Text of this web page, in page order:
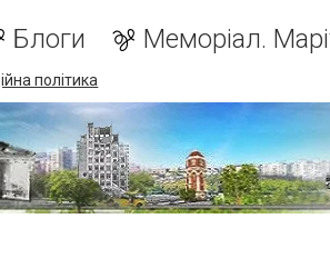
Блоги Меморіал.
політика